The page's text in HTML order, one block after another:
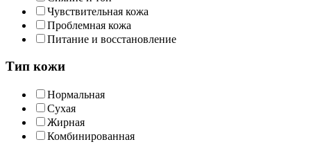
Чувствительная кожа
Проблемная кожа
Питание и восстановление
Тип кожи
Нормальная
Сухая
Жирная
Комбинированная